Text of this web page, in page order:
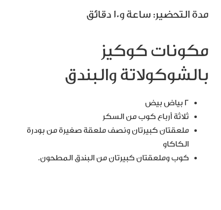
مدة التحضير: ساعة و10 دقائق
مكونات كوكيز
بالشوكولاتة والبندق
٢ بياض بيض
ثلاثة أرباع كوب من السكر
ملعقتان كبيرتان ونصف ملعقة صغيرة من بودرة
الكاكاو
كوب وملعقتان كبيرتان من البندق المطحون.